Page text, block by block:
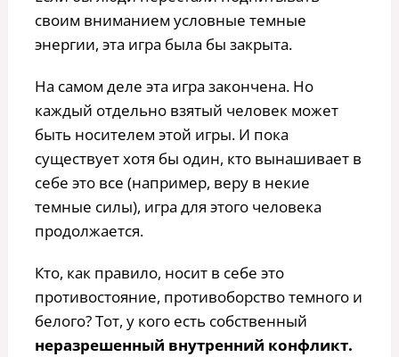
своим вниманием условные темные
энергии, эта игра была бы закрыта.
На самом деле эта игра закончена. Но
каждый отдельно взятый человек может
быть носителем этой игры. И пока
существует хотя бы один, кто вынашивает в
себе это все (например, веру в некие
темные силы), игра для этого человека
продолжается.
Кто, как правило, носит в себе это
противостояние, противоборство темного и
белого? Тот, у кого есть собственный
неразрешенный внутренний конфликт.